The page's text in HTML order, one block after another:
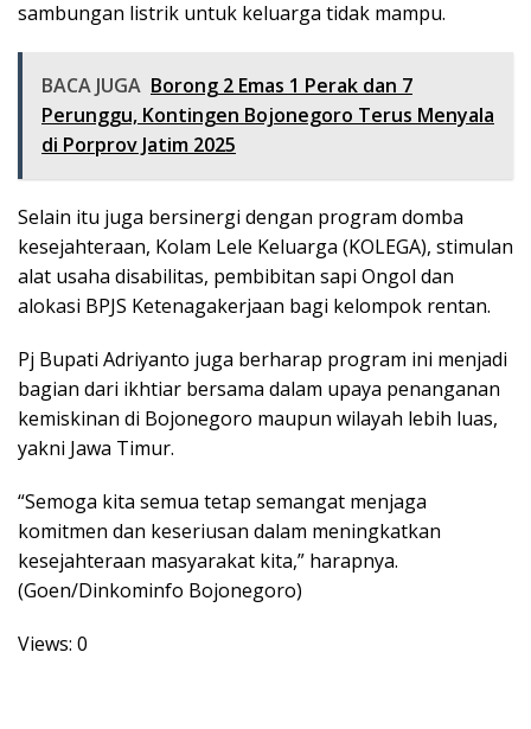
sambungan listrik untuk keluarga tidak mampu.
BACA JUGA Borong 2 Emas 1 Perak dan 7
Perunggu, Kontingen Bojonegoro Terus Menyala
di Porprov Jatim 2025
Selain itu juga bersinergi dengan program domba
kesejahteraan, Kolam Lele Keluarga (KOLEGA), stimulan
alat usaha disabilitas, pembibitan sapi Ongol dan
alokasi BPJS Ketenagakerjaan bagi kelompok rentan.
Pj Bupati Adriyanto juga berharap program ini menjadi
bagian dari ikhtiar bersama dalam upaya penanganan
kemiskinan di Bojonegoro maupun wilayah lebih luas,
yakni Jawa Timur.
“Semoga kita semua tetap semangat menjaga
komitmen dan keseriusan dalam meningkatkan
kesejahteraan masyarakat kita,” harapnya.
(Goen/Dinkominfo Bojonegoro)
Views: 0